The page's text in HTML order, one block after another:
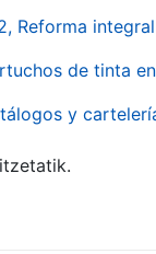
Reforma
de tinta
y